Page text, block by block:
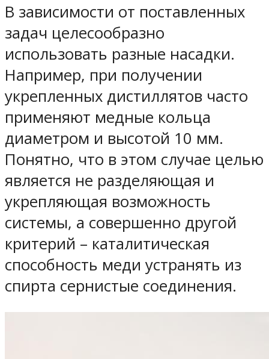
В зависимости от поставленных
задач целесообразно
использовать разные насадки.
Например, при получении
укрепленных дистиллятов часто
применяют медные кольца
диаметром и высотой 10 мм.
Понятно, что в этом случае целью
является не разделяющая и
укрепляющая возможность
системы, а совершенно другой
критерий – каталитическая
способность меди устранять из
спирта сернистые соединения.